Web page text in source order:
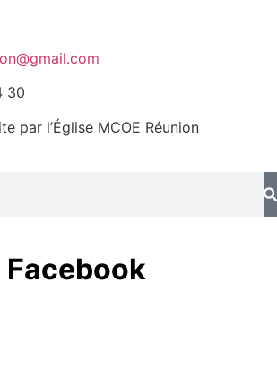
30
par l’Église MCOE Réunion
Facebook